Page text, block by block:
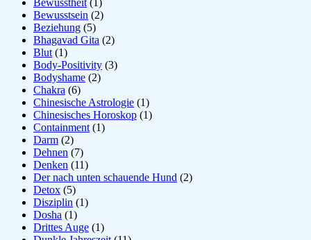
Bewusstsein (2)
Beziehung (5)
Bhagavad Gita (2)
Blut (1)
Body-Positivity (3)
Bodyshame (2)
Chakra (6)
Chinesische Astrologie (1)
Chinesisches Horoskop (1)
Containment (1)
Darm (2)
Dehnen (7)
Denken (11)
Der nach unten schauende Hund (2)
Detox (5)
Disziplin (1)
Dosha (1)
Drittes Auge (1)